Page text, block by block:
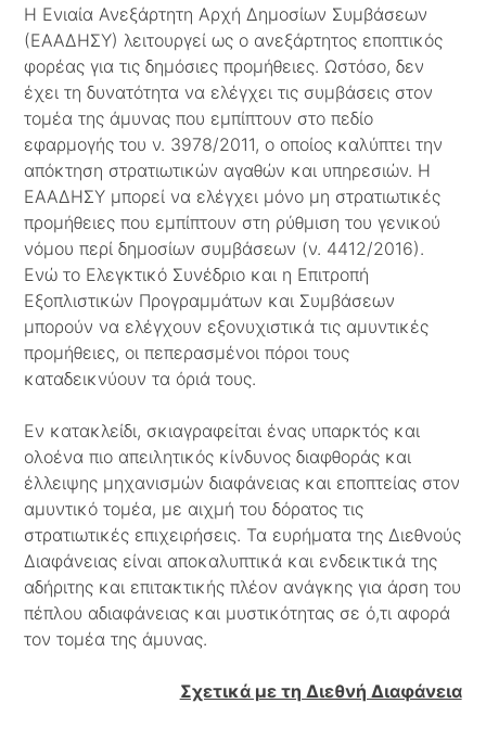
Η Ενιαία Ανεξάρτητη Αρχή Δημοσίων Συμβάσεων
(ΕΑΑΔΗΣΥ) λειτουργεί ως ο ανεξάρτητος εποπτικός
φορέας για τις δημόσιες προμήθειες. Ωστόσο, δεν
έχει τη δυνατότητα να ελέγχει τις συμβάσεις στον
τομέα της άμυνας που εμπίπτουν στο πεδίο
εφαρμογής του ν. 3978/2011, ο οποίος καλύπτει την
απόκτηση στρατιωτικών αγαθών και υπηρεσιών. Η
ΕΑΑΔΗΣΥ μπορεί να ελέγχει μόνο μη στρατιωτικές
προμήθειες που εμπίπτουν στη ρύθμιση του γενικού
νόμου περί δημοσίων συμβάσεων (ν. 4412/2016).
Ενώ το Ελεγκτικό Συνέδριο και η Επιτροπή
Εξοπλιστικών Προγραμμάτων και Συμβάσεων
μπορούν να ελέγχουν εξονυχιστικά τις αμυντικές
προμήθειες, οι πεπερασμένοι πόροι τους
καταδεικνύουν τα όριά τους.
Εν κατακλείδι, σκιαγραφείται ένας υπαρκτός και
ολοένα πιο απειλητικός κίνδυνος διαφθοράς και
έλλειψης μηχανισμών διαφάνειας και εποπτείας στον
αμυντικό τομέα, με αιχμή του δόρατος τις
στρατιωτικές επιχειρήσεις. Τα ευρήματα της Διεθνούς
Διαφάνειας είναι αποκαλυπτικά και ενδεικτικά της
αδήριτης και επιτακτικής πλέον ανάγκης για άρση του
πέπλου αδιαφάνειας και μυστικότητας σε ό,τι αφορά
τον τομέα της άμυνας.
Σχετικά με τη Διεθνή Διαφάνεια